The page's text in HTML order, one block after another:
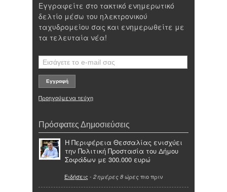
Εγγραφείτε στο τακτικό ενημερωτικό
δελτίο μέσω του ηλεκτρονικού
ταχυδρομείου σας και ενημερωθείτε με
τα τελευταία νέα!
Προηγούμενα τεύχη
Πρόσφατες Δημοσιεύσεις
Η Περιφέρεια Θεσσαλίας ενισχύει
την Πολιτική Προστασία του Δήμου
Σοφάδων με 300.000 ευρώ
Ειδήσεις - 2 ημέρες 8 ώρες πιο πριν